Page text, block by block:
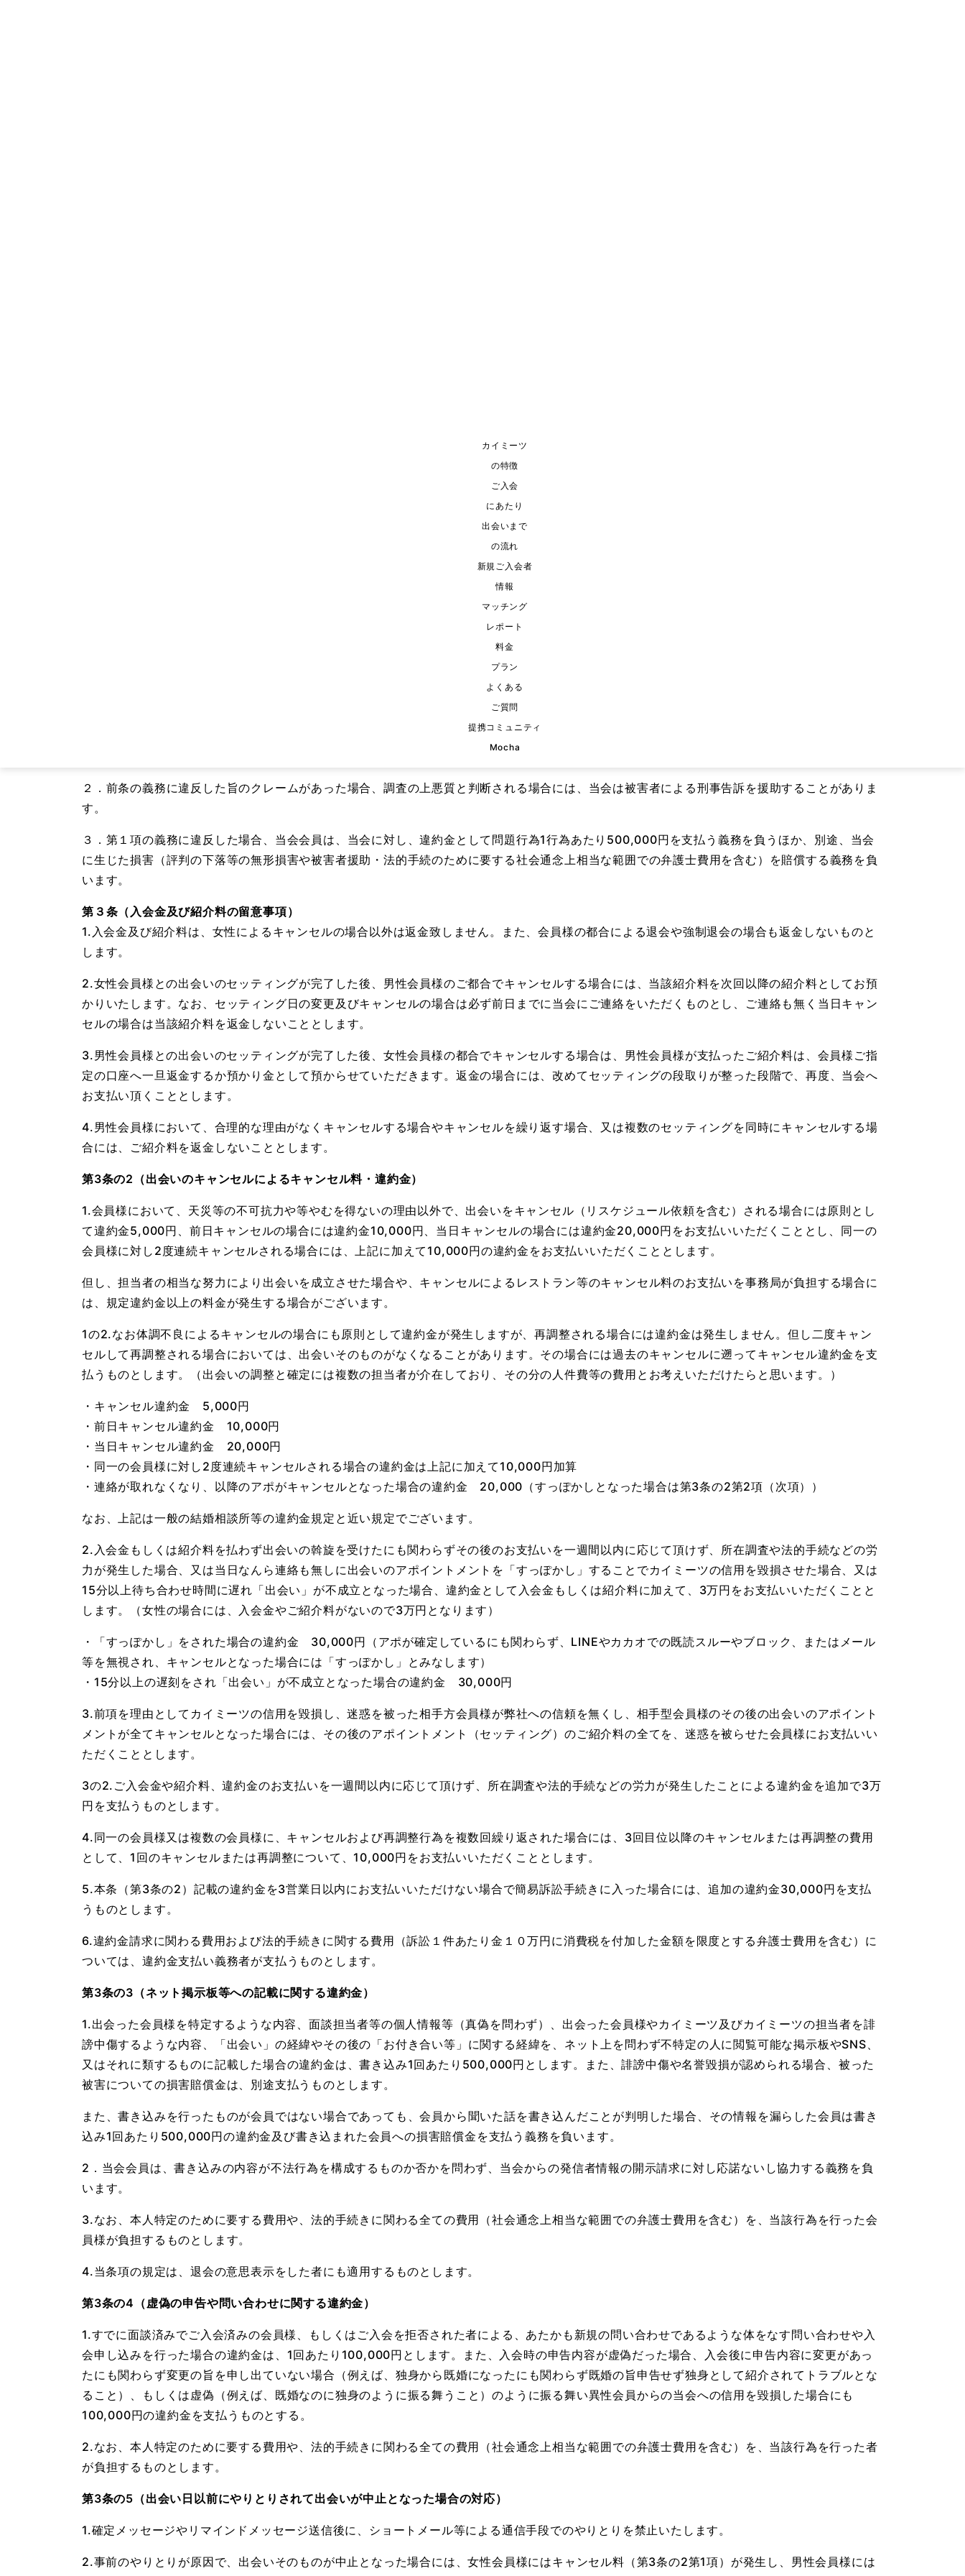
カイミーツ
の特徴
ご入会
にあたり
出会いまで
の流れ
新規ご入会者
情報
マッチング
レポート
料金
プラン
よくある
ご質問
提携コミュニティ
Mocha
・信義誠実の原則に反し、出会いセッティング後にキャンセルを繰り返す行為
なお、上記の行為等により、当会及び会員様に対し損害を与えた場合には、損害賠償を請求します。
1．入会を希望する方や会員様において、HBV（B型肝炎）、HCV（C型肝炎）、HIV（ヒト免疫不全ウイルス）、梅毒、ヘルペス、その他これらに
類する感染症に罹患されている方につきましては、事務局に告知する義務を負います。また事務局は、ご紹介する相手方に、当該感染症について出
２．上記義務に違反した場合、会員は、違約罰として金500,000円を支払うほか、当法人に生じた損害（本人特定や法的手続のために要する社会通
１．当会の会員は、相手方の同意なく、わいせつな行為ないし性交等に及ばない義務を負います。また、女性断りづらい状況を作るなどして、当日
２．前条の義務に違反した旨のクレームがあった場合、調査の上悪質と判断される場合には、当会は被害者による刑事告訴を援助することがありま
す。
３．第１項の義務に違反した場合、当会会員は、当会に対し、違約金として問題行為1行為あたり500,000円を支払う義務を負うほか、別途、当会
に生じた損害（評判の下落等の無形損害や被害者援助・法的手続のために要する社会通念上相当な範囲での弁護士費用を含む）を賠償する義務を負
います。
第３条（入会金及び紹介料の留意事項）
1.入会金及び紹介料は、女性によるキャンセルの場合以外は返金致しません。また、会員様の都合による退会や強制退会の場合も返金しないものと
します。
2.女性会員様との出会いのセッティングが完了した後、男性会員様のご都合でキャンセルする場合には、当該紹介料を次回以降の紹介料としてお預
かりいたします。なお、セッティング日の変更及びキャンセルの場合は必ず前日までに当会にご連絡をいただくものとし、ご連絡も無く当日キャン
セルの場合は当該紹介料を返金しないこととします。
3.男性会員様との出会いのセッティングが完了した後、女性会員様の都合でキャンセルする場合は、男性会員様が支払ったご紹介料は、会員様ご指
定の口座へ一旦返金するか預かり金として預からせていただきます。返金の場合には、改めてセッティングの段取りが整った段階で、再度、当会へ
お支払い頂くこととします。
4.男性会員様において、合理的な理由がなくキャンセルする場合やキャンセルを繰り返す場合、又は複数のセッティングを同時にキャンセルする場
合には、ご紹介料を返金しないこととします。
第3条の2（出会いのキャンセルによるキャンセル料・違約金）
1.会員様において、天災等の不可抗力や等やむを得ないの理由以外で、出会いをキャンセル（リスケジュール依頼を含む）される場合には原則とし
て違約金5,000円、前日キャンセルの場合には違約金10,000円、当日キャンセルの場合には違約金20,000円をお支払いいただくこととし、同一の
会員様に対し2度連続キャンセルされる場合には、上記に加えて10,000円の違約金をお支払いいただくこととします。
但し、担当者の相当な努力により出会いを成立させた場合や、キャンセルによるレストラン等のキャンセル料のお支払いを事務局が負担する場合に
は、規定違約金以上の料金が発生する場合がございます。
1の2.なお体調不良によるキャンセルの場合にも原則として違約金が発生しますが、再調整される場合には違約金は発生しません。但し二度キャン
セルして再調整される場合においては、出会いそのものがなくなることがあります。その場合には過去のキャンセルに遡ってキャンセル違約金を支
払うものとします。（出会いの調整と確定には複数の担当者が介在しており、その分の人件費等の費用とお考えいただけたらと思います。）
・キャンセル違約金 5,000円
・前日キャンセル違約金 10,000円
・当日キャンセル違約金 20,000円
・同一の会員様に対し2度連続キャンセルされる場合の違約金は上記に加えて10,000円加算
・連絡が取れなくなり、以降のアポがキャンセルとなった場合の違約金 20,000（すっぽかしとなった場合は第3条の2第2項（次項））
なお、上記は一般の結婚相談所等の違約金規定と近い規定でございます。
2.入会金もしくは紹介料を払わず出会いの斡旋を受けたにも関わらずその後のお支払いを一週間以内に応じて頂けず、所在調査や法的手続などの労
力が発生した場合、又は当日なんら連絡も無しに出会いのアポイントメントを「すっぽかし」することでカイミーツの信用を毀損させた場合、又は
15分以上待ち合わせ時間に遅れ「出会い」が不成立となった場合、違約金として入会金もしくは紹介料に加えて、3万円をお支払いいただくことと
します。（女性の場合には、入会金やご紹介料がないので3万円となります）
・「すっぽかし」をされた場合の違約金 30,000円（アポが確定しているにも関わらず、LINEやカカオでの既読スルーやブロック、またはメール
等を無視され、キャンセルとなった場合には「すっぽかし」とみなします）
・15分以上の遅刻をされ「出会い」が不成立となった場合の違約金 30,000円
3.前項を理由としてカイミーツの信用を毀損し、迷惑を被った相手方会員様が弊社への信頼を無くし、相手型会員様のその後の出会いのアポイント
メントが全てキャンセルとなった場合には、その後のアポイントメント（セッティング）のご紹介料の全てを、迷惑を被らせた会員様にお支払いい
ただくこととします。
3の2.ご入会金や紹介料、違約金のお支払いを一週間以内に応じて頂けず、所在調査や法的手続などの労力が発生したことによる違約金を追加で3万
円を支払うものとします。
4.同一の会員様又は複数の会員様に、キャンセルおよび再調整行為を複数回繰り返された場合には、3回目位以降のキャンセルまたは再調整の費用
として、1回のキャンセルまたは再調整について、10,000円をお支払いいただくこととします。
5.本条（第3条の2）記載の違約金を3営業日以内にお支払いいただけない場合で簡易訴訟手続きに入った場合には、追加の違約金30,000円を支払
うものとします。
6.違約金請求に関わる費用および法的手続きに関する費用（訴訟１件あたり金１０万円に消費税を付加した金額を限度とする弁護士費用を含む）に
ついては、違約金支払い義務者が支払うものとします。
第3条の3（ネット掲示板等への記載に関する違約金）
1.出会った会員様を特定するような内容、面談担当者等の個人情報等（真偽を問わず）、出会った会員様やカイミーツ及びカイミーツの担当者を誹
謗中傷するような内容、「出会い」の経緯やその後の「お付き合い等」に関する経緯を、ネット上を問わず不特定の人に閲覧可能な掲示板やSNS、
又はそれに類するものに記載した場合の違約金は、書き込み1回あたり500,000円とします。また、誹謗中傷や名誉毀損が認められる場合、被った
被害についての損害賠償金は、別途支払うものとします。
また、書き込みを行ったものが会員ではない場合であっても、会員から聞いた話を書き込んだことが判明した場合、その情報を漏らした会員は書き
込み1回あたり500,000円の違約金及び書き込まれた会員への損害賠償金を支払う義務を負います。
2．当会会員は、書き込みの内容が不法行為を構成するものか否かを問わず、当会からの発信者情報の開示請求に対し応諾ないし協力する義務を負
います。
3.なお、本人特定のために要する費用や、法的手続きに関わる全ての費用（社会通念上相当な範囲での弁護士費用を含む）を、当該行為を行った会
員様が負担するものとします。
4.当条項の規定は、退会の意思表示をした者にも適用するものとします。
第3条の4（虚偽の申告や問い合わせに関する違約金）
1.すでに面談済みでご入会済みの会員様、もしくはご入会を拒否された者による、あたかも新規の問い合わせであるような体をなす問い合わせや入
会申し込みを行った場合の違約金は、1回あたり100,000円とします。また、入会時の申告内容が虚偽だった場合、入会後に申告内容に変更があっ
たにも関わらず変更の旨を申し出ていない場合（例えば、独身から既婚になったにも関わらず既婚の旨申告せず独身として紹介されてトラブルとな
ること）、もしくは虚偽（例えば、既婚なのに独身のように振る舞うこと）のように振る舞い異性会員からの当会への信用を毀損した場合にも
100,000円の違約金を支払うものとする。
2.なお、本人特定のために要する費用や、法的手続きに関わる全ての費用（社会通念上相当な範囲での弁護士費用を含む）を、当該行為を行った者
が負担するものとします。
第3条の5（出会い日以前にやりとりされて出会いが中止となった場合の対応）
1.確定メッセージやリマインドメッセージ送信後に、ショートメール等による通信手段でのやりとりを禁止いたします。
2.事前のやりとりが原因で、出会いそのものが中止となった場合には、女性会員様にはキャンセル料（第3条の2第1項）が発生し、男性会員様には